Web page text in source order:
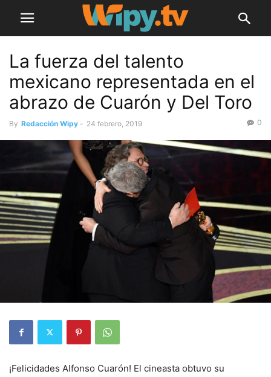
La fuerza del talento
mexicano representada en el
abrazo de Cuarón y Del Toro
By Redacción Wipy - 24 febrero, 2019 0
¡Felicidades Alfonso Cuarón! El cineasta obtuvo su